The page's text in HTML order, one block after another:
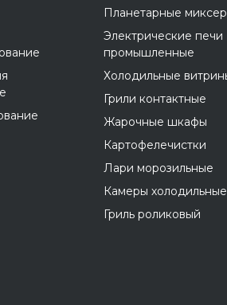
Планетарные
Электрические печи
промышленные
Холодильные
Грили контактные
Жарочные шкафы
Картофелечистки
Лари морозильные
Камеры холодильные
Гриль роликовый